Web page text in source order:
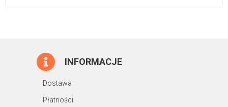
INFORMACJE
Dostawa
Płatności